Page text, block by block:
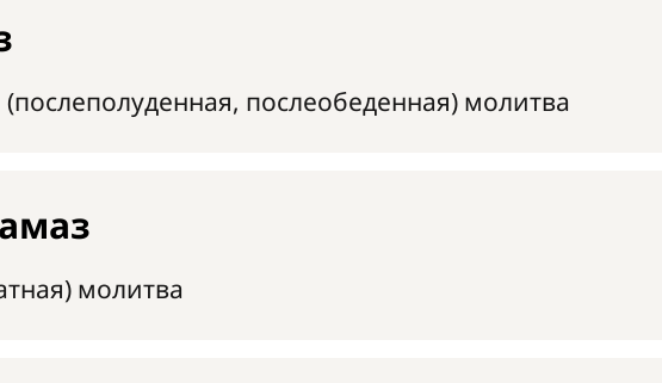
послеобеденная) молитва
молитва